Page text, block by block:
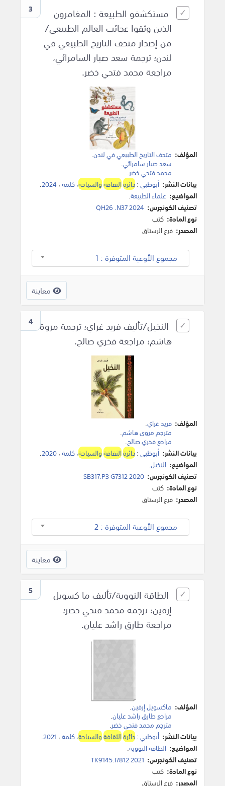
3
مستكشفو الطبيعة : المغامرون
الذين وثقوا عجائب العالم الطبيعي/
من إصدار متحف التاريخ الطبيعي في
لندن؛ ترجمة سعد صبار السامرائي،
مراجعة محمد فتحي خضر.
المؤلف: متحف التاريخ الطبيعي في لندن.
سعد صبار سامرائي.
محمد فتحي خضر.
بيانات النشر: أبوظبي:دائرةالثقافةوالسياحة، كلمة، 2024
.
المواضيع: علماء الطبيعة.
تصنيف الكونجرس: QH26 .N37 2024
نوع المادة: كتب
المصدر: فرع الرستاق
مجموع الأوعية المتوفرة : 1
معاينة
4 النخيل/تأليف فريد غراي؛ ترجمة مروة
هاشم؛ مراجعة فخري صالح.
المؤلف: فريد غراي.
مترجم مروى هاشم.
مراجع فخري صالح.
بيانات النشر: أبوظبي:دائرةالثقافةوالسياحة، كلمة،2020
.
المواضيع: النخيل.
تصنيف الكونجرس: SB317.P3 G7312 2020
نوع المادة: كتب
المصدر: فرع الرستاق
مجموع الأوعية المتوفرة : 2
معاينة
5
الطاقة النووية/تأليف ما كسويل
إرفين؛ ترجمة محمد فتحي خضر؛
مراجعة طارق راشد عليان.
المؤلف: ماكسويل إرفين.
مراجع طارق راشد عليان.
مترجم محمد فتحي خضر.
بيانات النشر: أبوظبي:دائرةالثقافةوالسياحة، كلمة، 2021
.
المواضيع: الطاقة النووية.
تصنيف الكونجرس: TK9145.I7812 2021
نوع المادة: كتب
المصدر: فرع الرستاق